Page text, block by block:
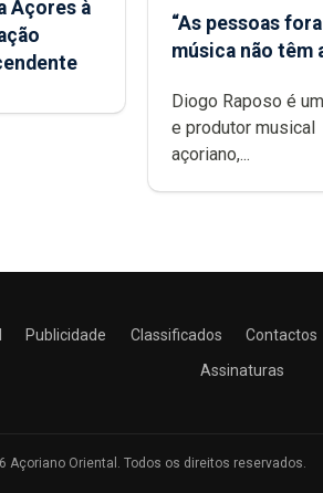
Açores à
“As pessoas
música não têm
difícil é produzir
uma música”
Diogo Raposo é
e produtor musical
açoriano,...
Publicidade Classificados Contactos
Assinaturas
Açoriano Oriental. Todos os direitos reservados.